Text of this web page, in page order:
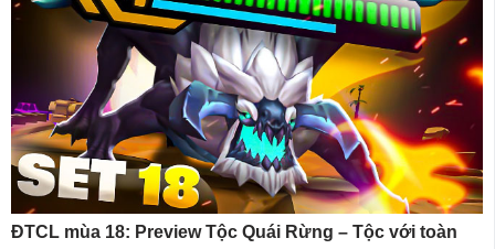
ĐTCL mùa 18: Preview Tộc Quái Rừng – Tộc với toàn